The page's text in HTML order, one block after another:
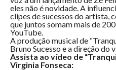
eles não é novidade. A
clipes de sucessos do artista,
que juntos somam mais de
YouTube.
A produção musical de
Bruno Sucesso e a direção do
Assista ao vídeo de
Virginia Fonseca: